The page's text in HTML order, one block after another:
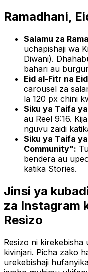
Ramadhani,
Salamu za
uchapishaji wa
Diwani).
bahari au
Eid al-Fitr na
carousel za
la 120 px chini
Siku ya Taifa
au Reel 9:16.
nguvu zaidi
Siku ya Taifa
Community":
bendera au
katika Stories.
Jinsi ya
za Instagram
Resizo
Resizo ni
kivinjari. Picha zako
urekebishaji